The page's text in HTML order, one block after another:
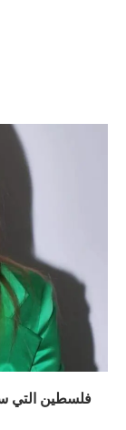
فلسطين التي سكنت